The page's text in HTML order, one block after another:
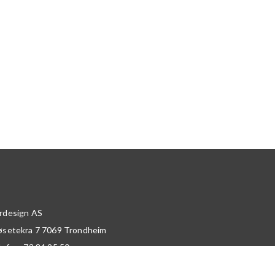
AS
7 7069 Trondheim
73 84 95 50